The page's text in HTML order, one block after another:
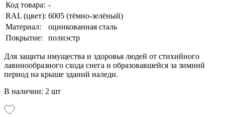
Код товара: -
RAL (цвет): 6005 (тёмно-зелёный)
Материал:
оцинкованная сталь
Покрытие:
полиэстр
Для защиты имущества и здоровья людей от стихийного
лавинообразного схода снега и образовавшейся за зимний
период на крыше зданий наледи.
В наличии: 2 шт